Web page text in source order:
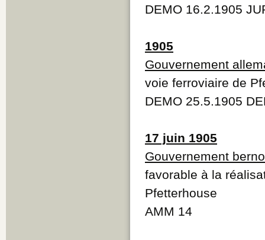
DEMO 16.2.1905
1905
Gouvernement
voie ferroviaire de
DEMO 25.5.1905
17 juin 1905
Gouvernement
favorable à la
Pfetterhouse
AMM 14